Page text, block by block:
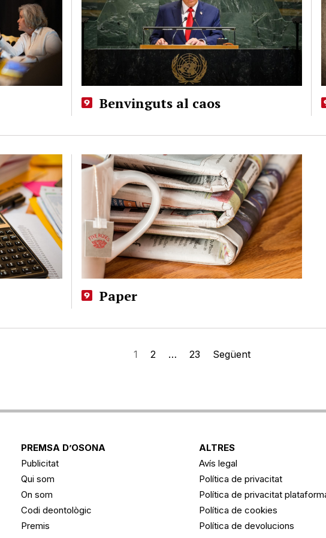
Benvinguts al caos
Paper
1 2 … 23 Següent
PREMSA D’OSONA
Publicitat
Qui som
On som
Codi deontològic
Premis
ALTRES
Avís legal
Política de privacitat
Política de privacitat
Política de cookies
Política de devolucions